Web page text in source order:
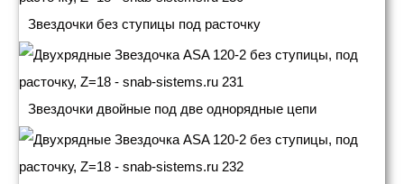
Звездочки без ступицы под расточку
Звездочки двойные под две однорядные цепи